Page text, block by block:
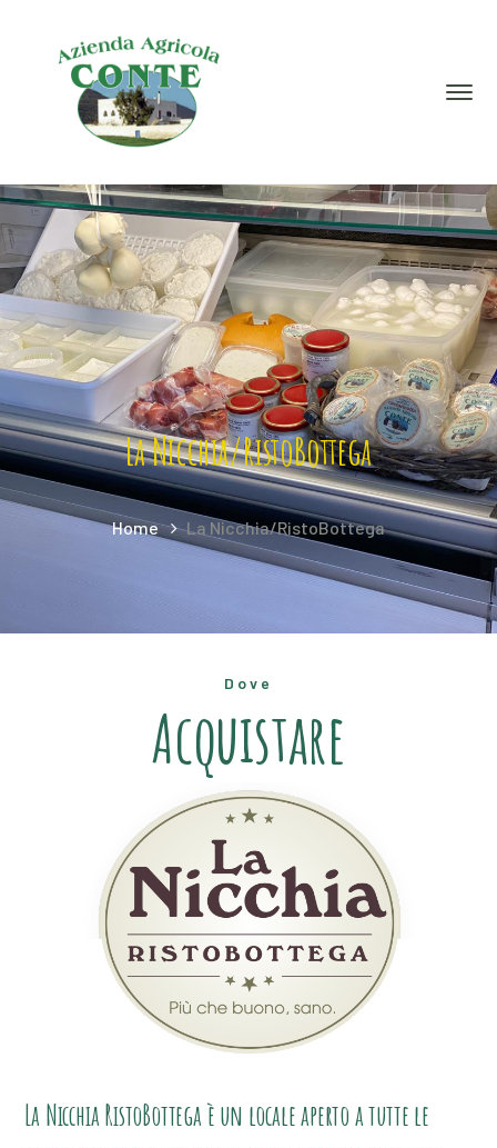
La Nicchia/RistoBottega
Home La Nicchia/RistoBottega
Dove
Acquistare
La Nicchia RistoBottega è un locale aperto a tutte le